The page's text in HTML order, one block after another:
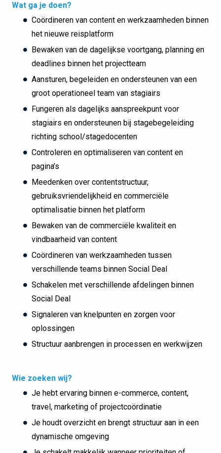
Wat ga je doen?
Coördineren van content en werkzaamheden binnen
het nieuwe reisplatform
Bewaken van de dagelijkse voortgang, planning en
deadlines binnen het projectteam
Aansturen, begeleiden en ondersteunen van een
groot operationeel team van stagiairs
Fungeren als dagelijks aanspreekpunt voor
stagiairs en ondersteunen bij stagebegeleiding
richting school/stagedocenten
Controleren en optimaliseren van content en
pagina’s
Meedenken over contentstructuur,
gebruiksvriendelijkheid en commerciële
optimalisatie binnen het platform
Bewaken van de commerciële kwaliteit en
vindbaarheid van content
Coördineren van werkzaamheden tussen
verschillende teams binnen Social Deal
Schakelen met verschillende afdelingen binnen
Social Deal
Signaleren van knelpunten en zorgen voor
oplossingen
Structuur aanbrengen in processen en werkwijzen
Wie zoeken wij?
Je hebt ervaring binnen e-commerce, content,
travel, marketing of projectcoördinatie
Je houdt overzicht en brengt structuur aan in een
dynamische omgeving